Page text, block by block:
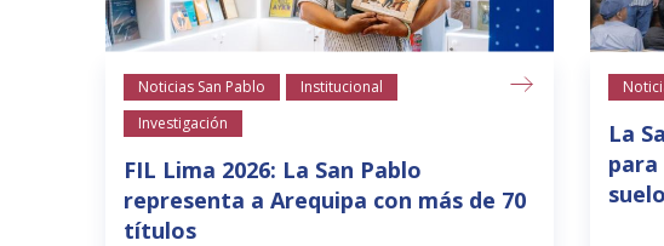
Noticias San Pablo
Institucional
Investigación
FIL Lima 2026: La San Pablo
representa a Arequipa con más de 70
títulos
La